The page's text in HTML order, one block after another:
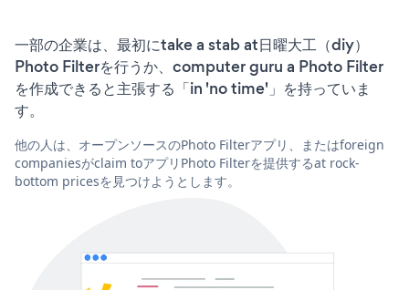
一部の企業は、最初にtake a stab at日曜大工（diy）
Photo Filterを行うか、computer guru a Photo Filter
を作成できると主張する「in 'no time'」を持っていま
す。
他の人は、オープンソースのPhoto Filterアプリ、またはforeign
companiesがclaim toアプリPhoto Filterを提供するat rock-
bottom pricesを見つけようとします。